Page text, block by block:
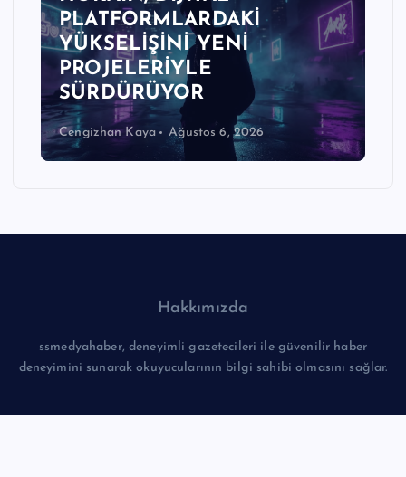
PLATFORMLARDAKİ
YÜKSELİŞİNİ YENİ
PROJELERİYLE
SÜRDÜRÜYOR
Cengizhan Kaya Ağustos 6, 2026
Hakkımızda
ssmedyahaber, deneyimli gazetecileri ile güvenilir haber
deneyimini sunarak okuyucularının bilgi sahibi olmasını sağlar.